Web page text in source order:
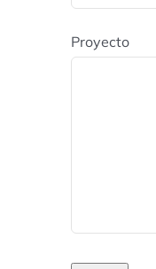
Proyecto